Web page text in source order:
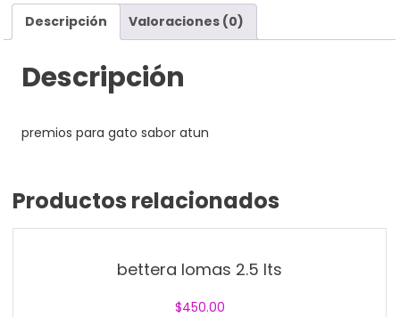
Descripción Valoraciones (0)
Descripción
premios para gato sabor atun
Productos relacionados
bettera lomas 2.5 lts
$450.00